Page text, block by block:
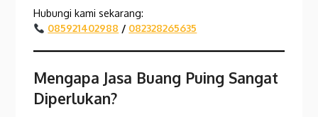
Hubungi kami sekarang:
085921402988 / 082328265635
Mengapa Jasa Buang Puing Sangat
Diperlukan?